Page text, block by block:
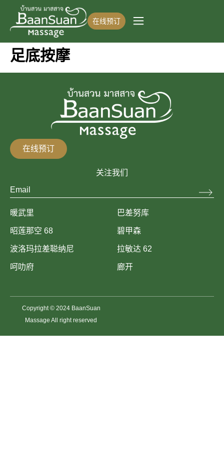
在线预订
足底按摩
暖武里 巴差努库
昭莲那空 68 碧甲森
波洛玛拉差聪纳尼 拉敏达 62
呵叻府 廊开
在线预订
关注我们
Copyright © 2024 BaanSuan
Massage All right reserved